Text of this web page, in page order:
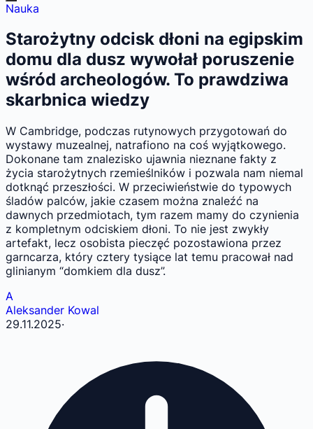
Nauka
Starożytny odcisk dłoni na egipskim
domu dla dusz wywołał poruszenie
wśród archeologów. To prawdziwa
skarbnica wiedzy
W Cambridge, podczas rutynowych przygotowań do
wystawy muzealnej, natrafiono na coś wyjątkowego.
Dokonane tam znalezisko ujawnia nieznane fakty z
życia starożytnych rzemieślników i pozwala nam niemal
dotknąć przeszłości. W przeciwieństwie do typowych
śladów palców, jakie czasem można znaleźć na
dawnych przedmiotach, tym razem mamy do czynienia
z kompletnym odciskiem dłoni. To nie jest zwykły
artefakt, lecz osobista pieczęć pozostawiona przez
garncarza, który cztery tysiące lat temu pracował nad
glinianym “domkiem dla dusz”.
A
Aleksander Kowal
29.11.2025·